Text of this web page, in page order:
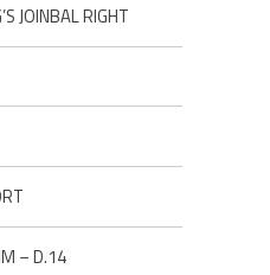
JOINBAL RIGHT
– D.14